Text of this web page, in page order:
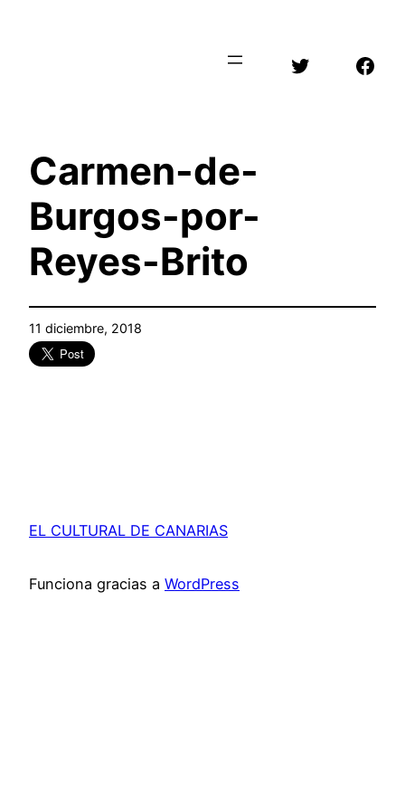
Twitter
Carmen-de-
Burgos-por-
Reyes-Brito
11 diciembre, 2018
EL CULTURAL DE CANARIAS
Funciona gracias a WordPress